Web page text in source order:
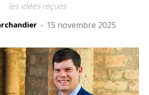
les idées reçues
- 15 novembre 2025